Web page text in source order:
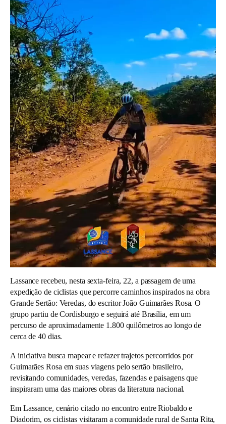
Lassance recebeu, nesta sexta-feira, 22, a passagem de uma
expedição de ciclistas que percorre caminhos inspirados na obra
Grande Sertão: Veredas, do escritor João Guimarães Rosa. O
grupo partiu de Cordisburgo e seguirá até Brasília, em um
percurso de aproximadamente 1.800 quilômetros ao longo de
cerca de 40 dias.
A iniciativa busca mapear e refazer trajetos percorridos por
Guimarães Rosa em suas viagens pelo sertão brasileiro,
revisitando comunidades, veredas, fazendas e paisagens que
inspiraram uma das maiores obras da literatura nacional.
Em Lassance, cenário citado no encontro entre Riobaldo e
Diadorim, os ciclistas visitaram a comunidade rural de Santa Rita,